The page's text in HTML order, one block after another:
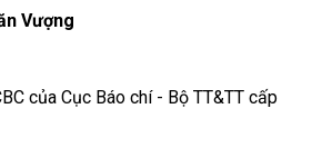
Vượng
của Cục Báo chí - Bộ TT&TT cấp